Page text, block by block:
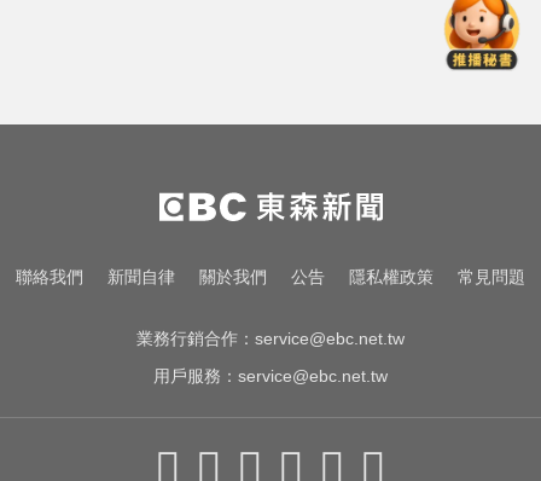
鍵
台指期夜盤狂飆736點 專家揭反彈
契機上看48000點
快訊／颱風假最新！全台9地達標
聯絡我們 新聞自律 關於我們 公告 隱私權政策 常見問題
業務行銷合作： service@ebc.net.tw
用戶服務： service@ebc.net.tw